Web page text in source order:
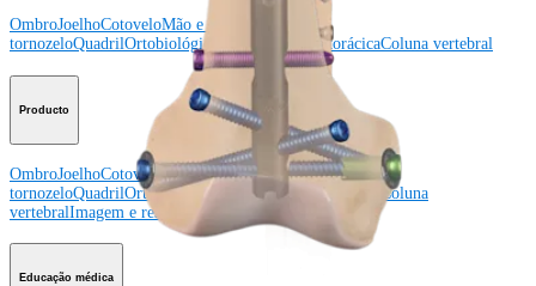
OmbroJoelhoCotoveloMão e punho
tornozeloQuadrilOrtobiológicos Cirurgia cardiotorácicaColuna vertebral
Producto
OmbroJoelhoCotovelo Mão e punhoPé e
tornozeloQuadrilOrtobiológicos Cirurgia cardiotorácica
Coluna
vertebralImagem e ressecção
Educação médica